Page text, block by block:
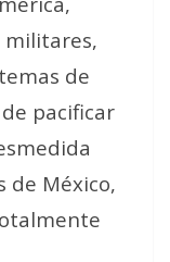
militares,
de
pacificar
de México,